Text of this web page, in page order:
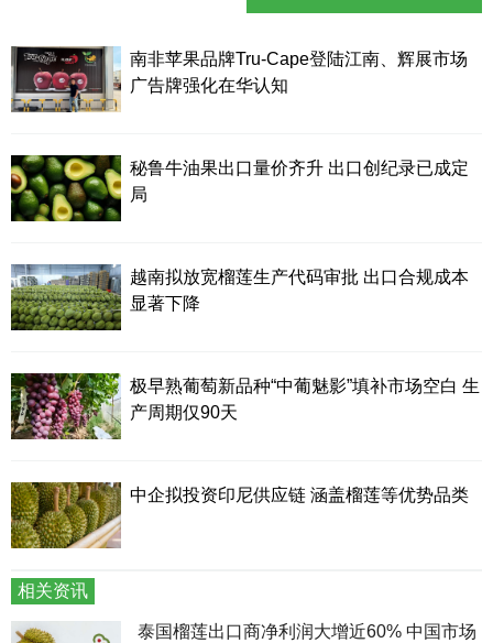
南非苹果品牌Tru-Cape登陆江南、辉展市场
广告牌强化在华认知
秘鲁牛油果出口量价齐升 出口创纪录已成定
局
越南拟放宽榴莲生产代码审批 出口合规成本
显著下降
极早熟葡萄新品种“中葡魅影”填补市场空白 生
产周期仅90天
中企拟投资印尼供应链 涵盖榴莲等优势品类
相关资讯
泰国榴莲出口商净利润大增近60% 中国市场